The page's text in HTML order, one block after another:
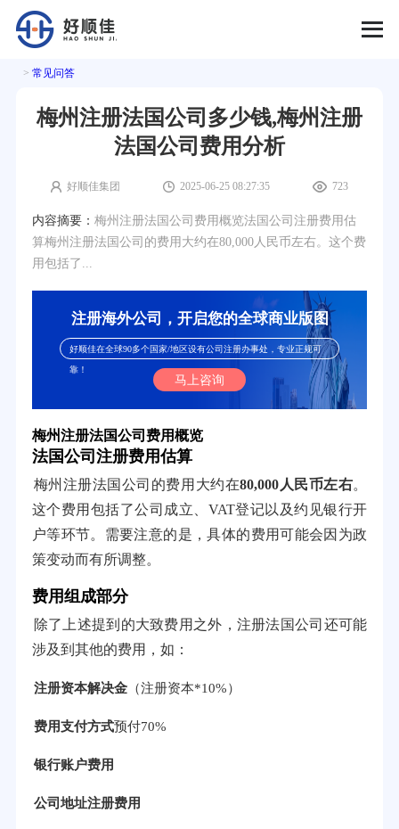
> 常见问答
梅州注册法国公司多少钱,梅州注册
法国公司费用分析
好顺佳集团 2025-06-25 08:27:35 723
内容摘要： 梅州注册法国公司费用概览法国公司注册费用估
算梅州注册法国公司的费用大约在80,000人民币左右。这个费
用包括了...
注册海外公司，开启您的全球商业版图
好顺佳在全球90多个国家/地区设有公司注册办事处，专业正规可
靠！
马上咨询
梅州注册法国公司费用概览
法国公司注册费用估算
梅州注册法国公司的费用大约在80,000人民币左右。
这个费用包括了公司成立、VAT登记以及约见银行开
户等环节。需要注意的是，具体的费用可能会因为政
策变动而有所调整。
费用组成部分
除了上述提到的大致费用之外，注册法国公司还可能
涉及到其他的费用，如：
注册资本解决金（注册资本*10%）
费用支付方式预付70%
银行账户费用
公司地址注册费用